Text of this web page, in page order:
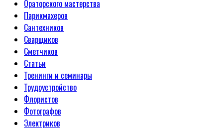
Ораторского мастерства
Парикмахеров
Сантехников
Сварщиков
Сметчиков
Статьи
Тренинги и семинары
Трудоустройство
Флористов
Фотографов
Электриков